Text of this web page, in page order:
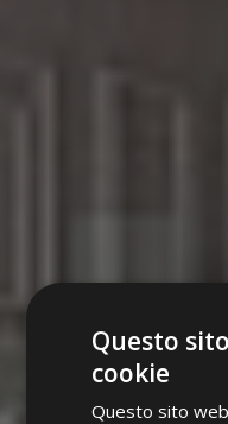
Questo
cookie
Questo sito